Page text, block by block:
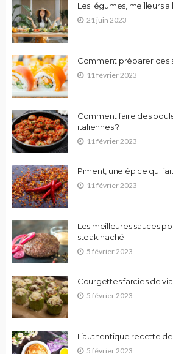
Les légumes, meilleurs
21 juin 2023
Comment préparer des
11 février 2023
Comment faire des
italiennes ?
11 février 2023
Piment, une épice qui
11 février 2023
Les meilleures sauces
steak haché
5 février 2023
Courgettes farcies de
5 février 2023
L’authentique recette
5 février 2023